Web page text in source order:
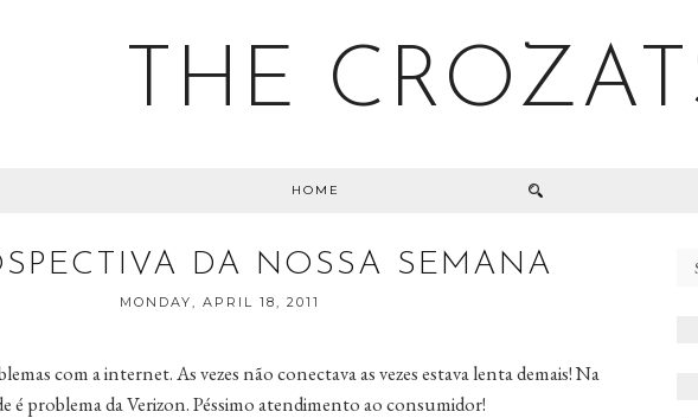
THE
HOME
DA NOSSA SEMANA
MONDAY, APRIL 18, 2011
com a internet. As vezes não conectava as vezes estava lenta demais! Na
é problema da Verizon. Péssimo atendimento ao consumidor!